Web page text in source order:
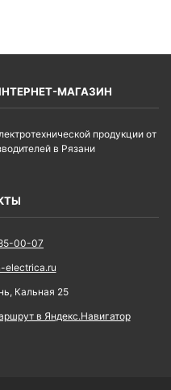
МАГАЗИН
продукции от
в Рязани
00-07
electrica.ru
, Кальная 25
в Яндекс.Навигатор